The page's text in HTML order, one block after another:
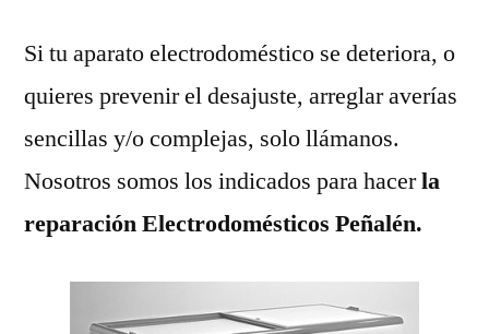
Si tu aparato electrodoméstico se deteriora, o
quieres prevenir el desajuste, arreglar averías
sencillas y/o complejas, solo llámanos.
Nosotros somos los indicados para hacerla
reparación Electrodomésticos Peñalén.